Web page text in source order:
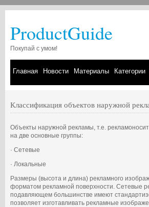
ProductGuide
Покупай с умом!
Главная Новости Материалы Категории
Классификация объектов наружной
Объекты наружной рекламы, т.е.
на две основные группы:
· Сетевые
· Локальные
Размеры (высота и длина) рекламного
форматом рекламной поверхности. Сетевые
подавляющем большинстве имеют
позволяет изготавливать рекламные